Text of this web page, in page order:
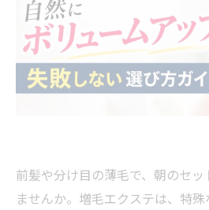
前髪や分け目の薄毛で、朝のセ
ませんか。増毛エクステは、特